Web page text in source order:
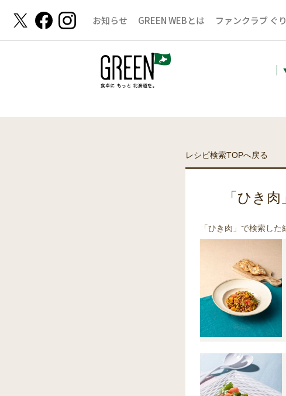
お知らせ GREEN WEBとは ファンクラブ ぐ
レシピ検索TOPへ戻る
「ひき
「ひき肉」で検索し